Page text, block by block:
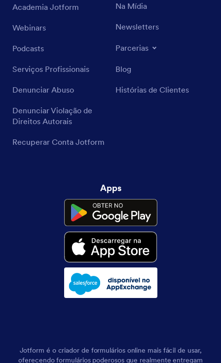
Academia Jotform
Webinars
Podcasts
Serviços Profissionais
Denunciar Abuso
Denunciar Violação de
Direitos Autorais
Recuperar Conta Jotform
Na Mídia
Newsletters
Parcerias
Blog
Histórias de Clientes
Apps
Jotform é o criador de formulários online mais fácil de usar,
oferecendo formulários poderosos que realmente entregam